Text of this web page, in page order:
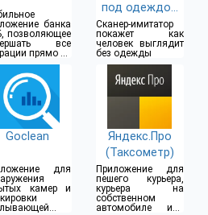
банка
позволяющее
все
прямо из
под одеждой
(18+)
Сканер-имитатор
покажет как
человек выглядит
без одежды
Goclean
для
камер и
Яндекс.Про
(Таксометр)
Приложение для
пешего курьера,
курьера на
собственном
автомобиле или